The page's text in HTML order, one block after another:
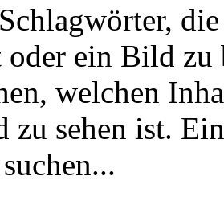
oder ein Bild zu
welchen
zu sehen ist.